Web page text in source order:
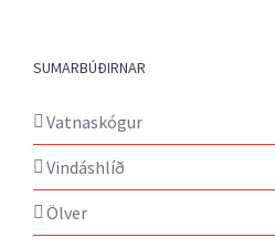
SUMARBÚÐIRNAR
Vatnaskógur
Vindáshlíð
Ölver